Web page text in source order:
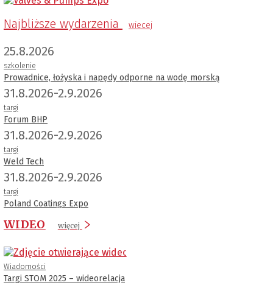
Najbliższe wydarzenia wiecej
25.8.2026
szkolenie
Prowadnice, łożyska i napędy odporne na wodę morską
31.8.2026-2.9.2026
targi
Forum BHP
31.8.2026-2.9.2026
targi
Weld Tech
31.8.2026-2.9.2026
targi
Poland Coatings Expo
WIDEO więcej
Wiadomości
Targi STOM 2025 – wideorelacja